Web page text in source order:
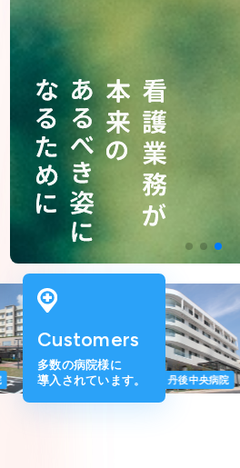
Customers
多数の病院様に
導入されています。
生連 帯広厚生病院 京都府立医科大学附属病院